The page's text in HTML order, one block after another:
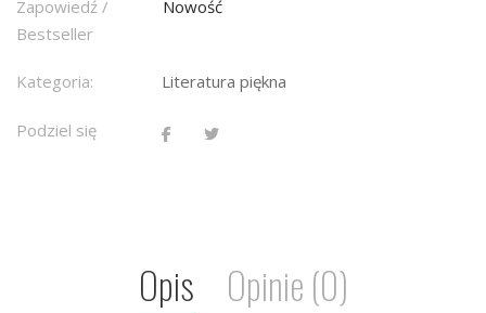
Zapowiedź /
Bestseller
Nowość
Kategoria: Literatura piękna
Podziel się
Opis Opinie (0)